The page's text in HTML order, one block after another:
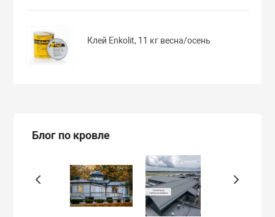
Клей Enkolit, 11 кг весна/осень
Блог по кровле